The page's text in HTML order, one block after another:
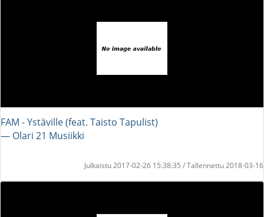
FAM - Ystäville (feat. Taisto Tapulist)
― Olari 21 Musiikki
Julkaistu 2017-02-26 15:38:35 / Tallennettu 2018-03-16